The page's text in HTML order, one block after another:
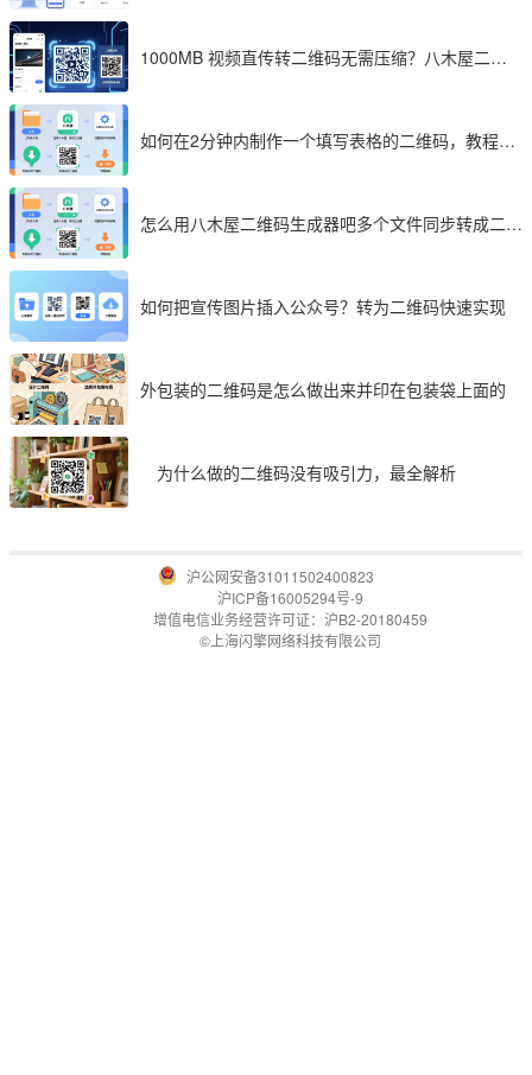
1000MB 视频直传转二维码无需压缩？八木屋二维
如何在2分钟内制作一个填写表格的二维码，教程分
怎么用八木屋二维码生成器吧多个文件同步转成二维
如何把宣传图片插入公众号？转为二维码快速实现
外包装的二维码是怎么做出来并印在包装袋上面的
为什么做的二维码没有吸引力，最全解析
沪公网安备31011502400823
沪ICP备16005294号-9
增值电信业务经营许可证：沪B2-20180459
©上海闪擎网络科技有限公司